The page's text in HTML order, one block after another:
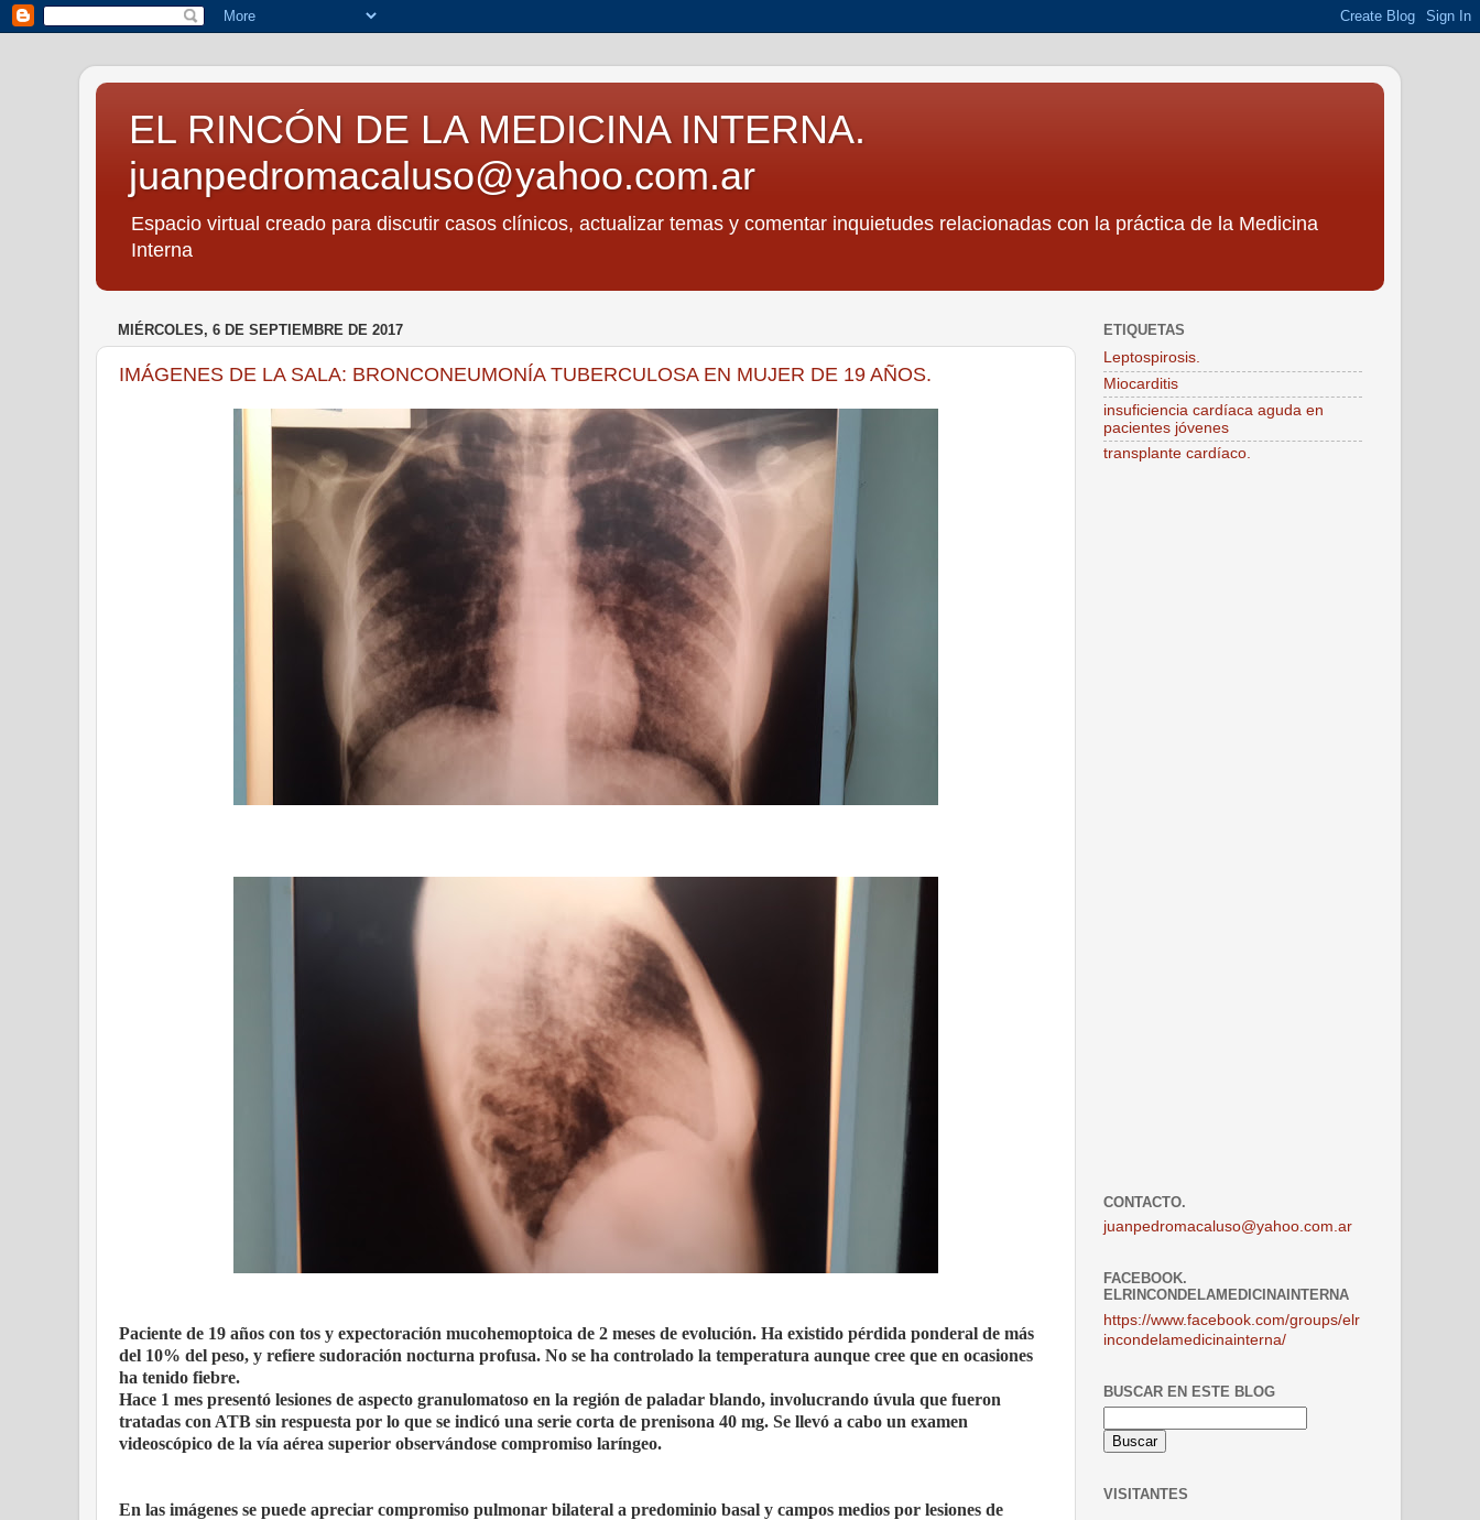
EL RINCÓN DE LA MEDICINA INTERNA.
juanpedromacaluso@yahoo.com.ar
Espacio virtual creado para discutir casos clínicos, actualizar temas y comentar inquietudes relacionadas con la práctica de la Medicina
Interna
MIÉRCOLES, 6 DE SEPTIEMBRE DE 2017
IMÁGENES DE LA SALA: BRONCONEUMONÍA TUBERCULOSA EN MUJER DE 19 AÑOS.
Paciente de 19 años con tos y expectoración mucohemoptoica de 2 meses de evolución. Ha existido pérdida ponderal de más
del 10% del peso, y refiere sudoración nocturna profusa. No se ha controlado la temperatura aunque cree que en ocasiones
ha tenido fiebre.
Hace 1 mes presentó lesiones de aspecto granulomatoso en la región de paladar blando, involucrando úvula que fueron
tratadas con ATB sin respuesta por lo que se indicó una serie corta de prenisona 40 mg. Se llevó a cabo un examen
videoscópico de la vía aérea superior observándose compromiso laríngeo.
En las imágenes se puede apreciar compromiso pulmonar bilateral a predominio basal y campos medios por lesiones de
ETIQUETAS
Leptospirosis.
Miocarditis
insuficiencia cardíaca aguda en
pacientes jóvenes
transplante cardíaco.
CONTACTO.
juanpedromacaluso@yahoo.com.ar
FACEBOOK.
ELRINCONDELAMEDICINAINTERNA
https://www.facebook.com/groups/elr
incondelamedicinainterna/
BUSCAR EN ESTE BLOG
VISITANTES